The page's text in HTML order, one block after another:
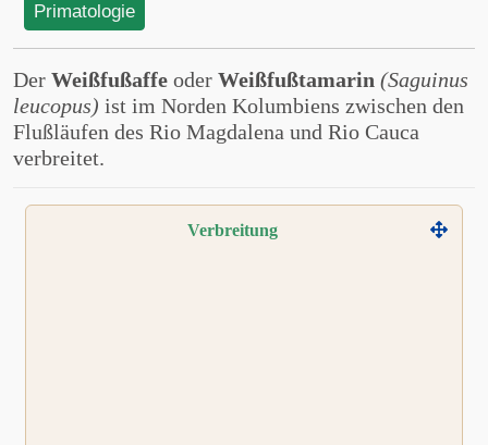
Primatologie
Der Weißfußaffe oder Weißfußtamarin (Saguinus
leucopus) ist im Norden Kolumbiens zwischen den
Flußläufen des Rio Magdalena und Rio Cauca
verbreitet.
Verbreitung